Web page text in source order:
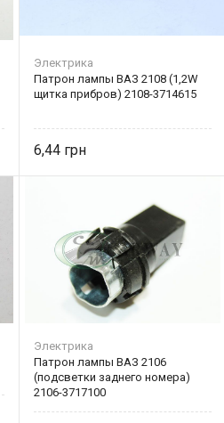
Электрика
Патрон лампы ВАЗ 2108 (1,2W
щитка прибров) 2108-3714615
6,44
Электрика
Патрон лампы ВАЗ 2106
(подсветки заднего номера)
2106-3717100